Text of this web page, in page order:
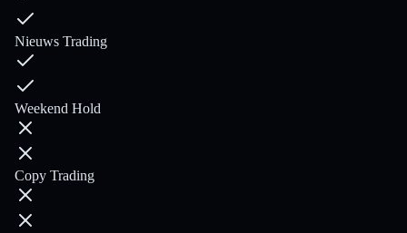
Nieuws Trading
Weekend Hold
Copy Trading